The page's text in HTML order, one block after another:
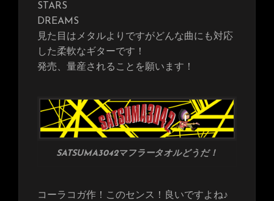
STARS
DREAMS
見た目はメタルよりですがどんな曲にも対応
した柔軟なギターです！
発売、量産されることを願います！
SATSUMA3042マフラータオルどうだ！
コーラコガ作！このセンス！良いですよね♪